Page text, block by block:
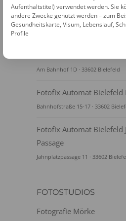
Am Bahnhof 1D · 33602 Bielefeld
Fotofix Automat Bielefeld
Bahnhofstraße 15-17 · 33602
Fotofix Automat Bielefeld
Passage
Jahnplatzpassage 11 · 33602
FOTOSTUDIOS
Fotografie Mörke
Aufenthaltstitel) verwendet werden. Sie
andere Zwecke genutzt werden – zum
Gesundheitskarte, Visum, Lebenslauf,
Profile